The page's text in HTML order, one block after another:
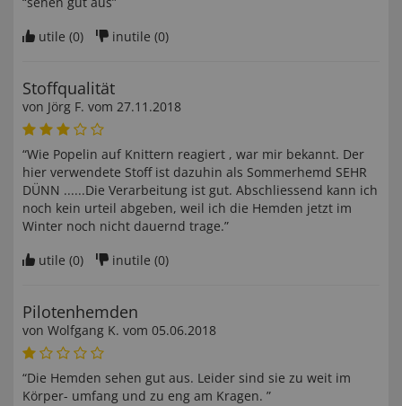
utile (0) inutile (0)
Stoffqualität
von Jörg F. vom 27.11.2018
“Wie Popelin auf Knittern reagiert , war mir bekannt. Der
hier verwendete Stoff ist dazuhin als Sommerhemd SEHR
DÜNN ......Die Verarbeitung ist gut. Abschliessend kann ich
noch kein urteil abgeben, weil ich die Hemden jetzt im
Winter noch nicht dauernd trage.”
utile (0) inutile (0)
Pilotenhemden
von Wolfgang K. vom 05.06.2018
“Die Hemden sehen gut aus. Leider sind sie zu weit im
Körper- umfang und zu eng am Kragen. ”